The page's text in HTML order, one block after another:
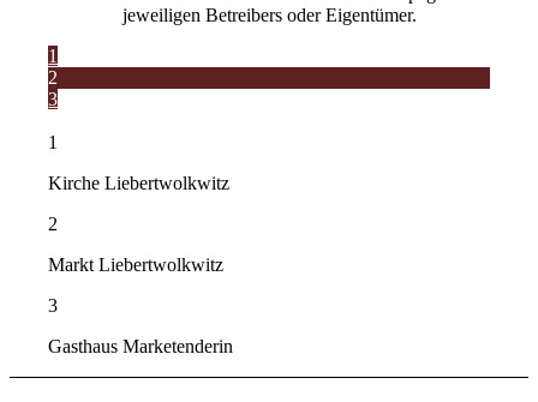
jeweiligen Betreibers oder Eigentümer.
1
2
3
1
Kirche Liebertwolkwitz
2
Markt Liebertwolkwitz
3
Gasthaus Marketenderin